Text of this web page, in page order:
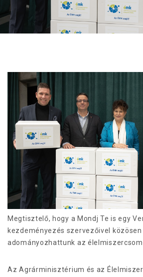
Megtisztelő, hogy a Mondj Te is egy
kezdeményezés szervezőivel
adományozhattunk az
Az Agrárminisztérium és az